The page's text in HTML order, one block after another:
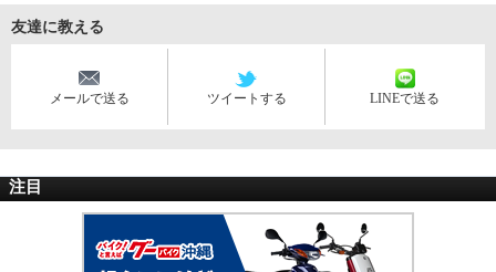
友達に教える
メールで送る ツイートする LINEで送る
注目